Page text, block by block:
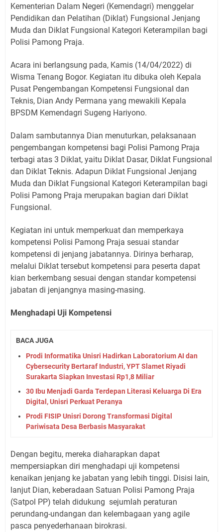
Kementerian Dalam Negeri (Kemendagri) menggelar
Pendidikan dan Pelatihan (Diklat) Fungsional Jenjang
Muda dan Diklat Fungsional Kategori Keterampilan bagi
Polisi Pamong Praja.
Acara ini berlangsung pada, Kamis (14/04/2022) di
Wisma Tenang Bogor. Kegiatan itu dibuka oleh Kepala
Pusat Pengembangan Kompetensi Fungsional dan
Teknis, Dian Andy Permana yang mewakili Kepala
BPSDM Kemendagri Sugeng Hariyono.
Dalam sambutannya Dian menuturkan, pelaksanaan
pengembangan kompetensi bagi Polisi Pamong Praja
terbagi atas 3 Diklat, yaitu Diklat Dasar, Diklat Fungsional
dan Diklat Teknis. Adapun Diklat Fungsional Jenjang
Muda dan Diklat Fungsional Kategori Keterampilan bagi
Polisi Pamong Praja merupakan bagian dari Diklat
Fungsional.
Kegiatan ini untuk memperkuat dan memperkaya
kompetensi Polisi Pamong Praja sesuai standar
kompetensi di jenjang jabatannya. Dirinya berharap,
melalui Diklat tersebut kompetensi para peserta dapat
kian berkembang sesuai dengan standar kompetensi
jabatan di jenjangnya masing-masing.
Menghadapi Uji Kompetensi
BACA JUGA
Prodi Informatika Unisri Hadirkan Laboratorium AI dan
Cybersecurity Bertaraf Industri, YPT Slamet Riyadi
Surakarta Siapkan Investasi Rp1,8 Miliar
30 Ibu Menjadi Garda Terdepan Literasi Keluarga Di Era
Digital, Unisri Perkuat Peranya
Prodi FISIP Unisri Dorong Transformasi Digital
Pariwisata Desa Berbasis Masyarakat
Dengan begitu, mereka diaharapkan dapat
mempersiapkan diri menghadapi uji kompetensi
kenaikan jenjang ke jabatan yang lebih tinggi. Disisi lain,
lanjut Dian, keberadaan Satuan Polisi Pamong Praja
(Satpol PP) telah didukung sejumlah peraturan
perundang-undangan dan kelembagaan yang agile
pasca penyederhanaan birokrasi.